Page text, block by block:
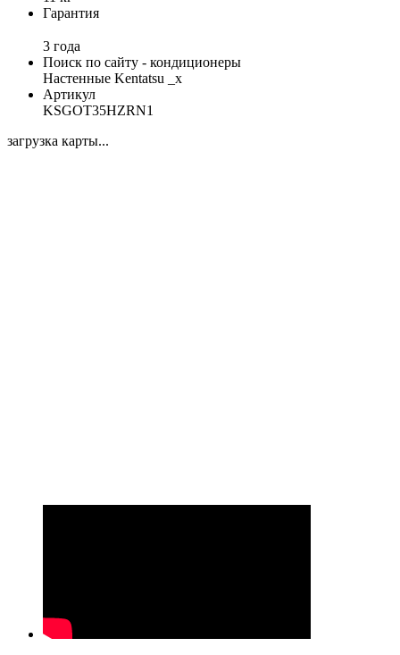
Гарантия
3 года
Поиск по сайту - кондиционеры
Настенные Kentatsu _x
Артикул
KSGOT35HZRN1
загрузка карты...